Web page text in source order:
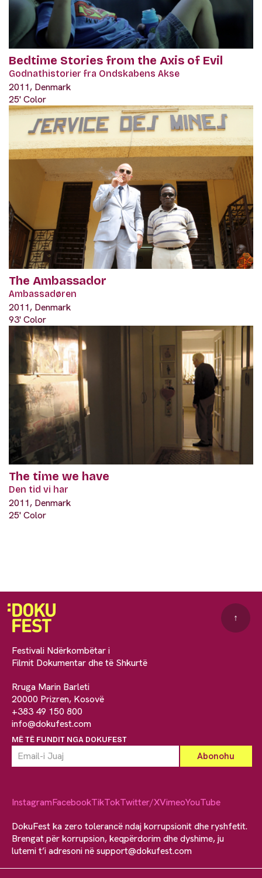
Bedtime Stories from the Axis of Evil
Godnathistorier fra Ondskabens Akse
2011, Denmark
25' Color
The Ambassador
Ambassadøren
2011, Denmark
93' Color
The time we have
Den tid vi har
2011, Denmark
25' Color
Festivali Ndërkombëtar i
Filmit Dokumentar dhe të Shkurtë
Rruga Marin Barleti
20000 Prizren, Kosovë
+383 49 150 800
info@dokufest.com
MË TË FUNDIT NGA DOKUFEST
↑
InstagramFacebookTikTokTwitter/XVimeoYouTube
DokuFest ka zero tolerancë ndaj korrupsionit dhe ryshfetit.
Brengat për korrupsion, keqpërdorim dhe dyshime, ju
lutemi t’i adresoni nësupport@dokufest.com